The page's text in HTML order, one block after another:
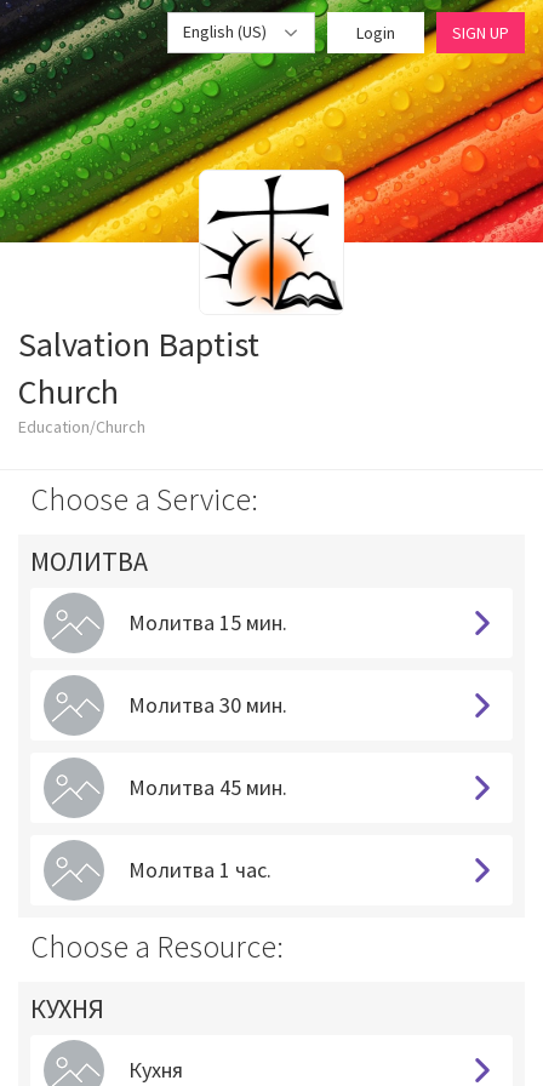
English (US) Login SIGN UP
Salvation Baptist
Church
Education/Church
Choose a Service:
МОЛИТВА
Молитва 15 мин.
Молитва 30 мин.
Молитва 45 мин.
Молитва 1 час.
Choose a Resource:
КУХНЯ
Кухня